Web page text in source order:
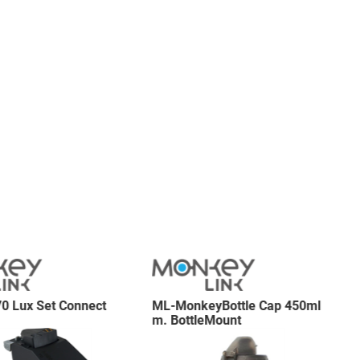
Lux Set Connect
ML-MonkeyBottle Cap 450ml
m. BottleMount